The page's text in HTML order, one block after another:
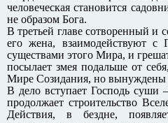
человеческая становится
не образом Бога.
В третьей главе сотворенный и
его жена, взаимодействуют с
существами этого Мира, и
посылает змея подальше от
Мире Созидания, но вынуждены
В дело вступает Господь
продолжает строительство
Действия, в бездне,